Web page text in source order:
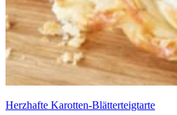
Herzhafte Karotten-Blätterteigtarte